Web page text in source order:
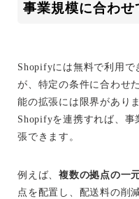
事業規模に合わせ
Shopifyには無料で利用で
が、特定の条件に合わせ
能の拡張には限界があり
Shopifyを連携すれば、
張できます。
例えば、 複数の拠点の一
点を配置し、配送料の削